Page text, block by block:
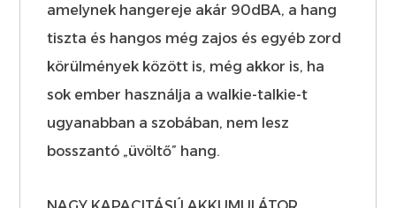
amelynek hangereje akár 90dBA, a hang
tiszta és hangos még zajos és egyéb zord
körülmények között is, még akkor is, ha
sok ember használja a walkie-talkie-t
ugyanabban a szobában, nem lesz
bosszantó „üvöltő” hang.